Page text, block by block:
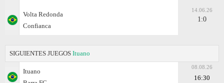
Volta Redonda
Confianca
14.06.26
1:0
SIGUIENTES JUEGOS Ituano
Ituano
08.08.26
16:30